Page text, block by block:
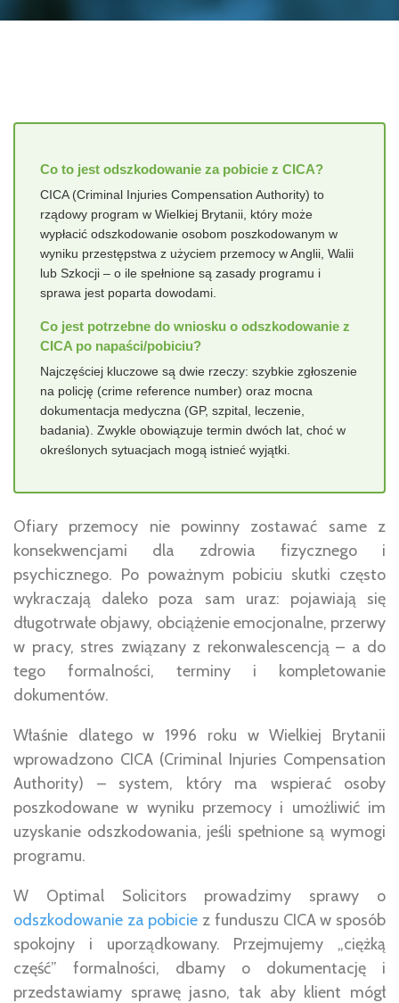
Co to jest odszkodowanie za pobicie z CICA?
CICA (Criminal Injuries Compensation Authority) to
rządowy program w Wielkiej Brytanii, który może
wypłacić odszkodowanie osobom poszkodowanym w
wyniku przestępstwa z użyciem przemocy w Anglii, Walii
lub Szkocji – o ile spełnione są zasady programu i
sprawa jest poparta dowodami.
Co jest potrzebne do wniosku o odszkodowanie z
CICA po napaści/pobiciu?
Najczęściej kluczowe są dwie rzeczy: szybkie zgłoszenie
na policję (crime reference number) oraz mocna
dokumentacja medyczna (GP, szpital, leczenie,
badania). Zwykle obowiązuje termin dwóch lat, choć w
określonych sytuacjach mogą istnieć wyjątki.
Ofiary przemocy nie powinny zostawać same z
konsekwencjami dla zdrowia fizycznego i
psychicznego. Po poważnym pobiciu skutki często
wykraczają daleko poza sam uraz: pojawiają się
długotrwałe objawy, obciążenie emocjonalne, przerwy
w pracy, stres związany z rekonwalescencją – a do
tego formalności, terminy i kompletowanie
dokumentów.
Właśnie dlatego w 1996 roku w Wielkiej Brytanii
wprowadzono CICA (Criminal Injuries Compensation
Authority) – system, który ma wspierać osoby
poszkodowane w wyniku przemocy i umożliwić im
uzyskanie odszkodowania, jeśli spełnione są wymogi
programu.
W Optimal Solicitors prowadzimy sprawy o
odszkodowanie za pobicie z funduszu CICA w sposób
spokojny i uporządkowany. Przejmujemy „ciężką
część” formalności, dbamy o dokumentację i
przedstawiamy sprawę jasno, tak aby klient mógł